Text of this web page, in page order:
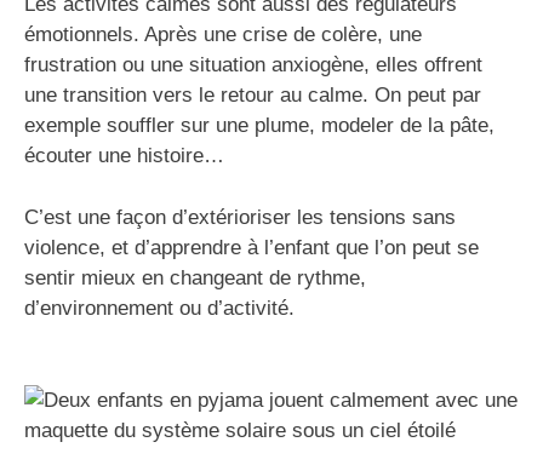
émotionnels. Après une crise de colère, une
frustration ou une situation anxiogène, elles offrent
une transition vers le retour au calme. On peut par
exemple souffler sur une plume, modeler de la pâte,
écouter une histoire…
C’est une façon d’extérioriser les tensions sans
violence, et d’apprendre à l’enfant que l’on peut se
sentir mieux en changeant de rythme,
d’environnement ou d’activité.